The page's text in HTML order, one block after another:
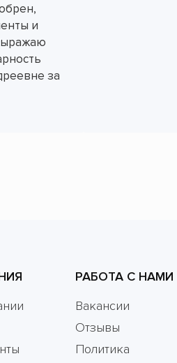
и
за
РАБОТА С НАМИ
Вакансии
Отзывы
Политика